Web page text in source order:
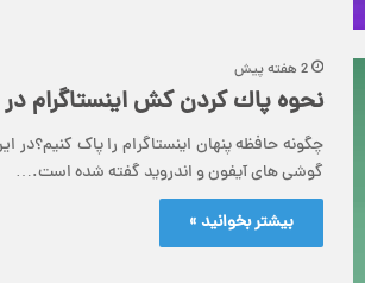
2 هفته پیش
نحوه پاك كردن كش اينستاگرام در
چگونه حافظه پنهان اینستاگرام را پاک
گوشی های آیفون و اندروید گفته شده است.…
بیشتر بخوانید »